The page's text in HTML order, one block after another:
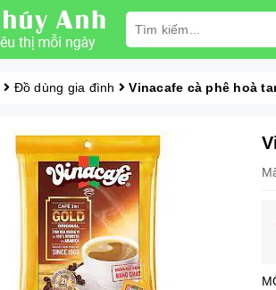
Đồ dùng gia đình Vinacafe cà phê hoà